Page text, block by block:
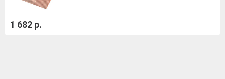
1 682 р.